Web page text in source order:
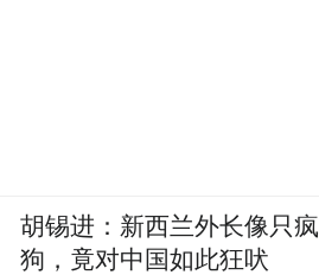
胡锡进：新西兰外长像只疯
狗，竟对中国如此狂吠